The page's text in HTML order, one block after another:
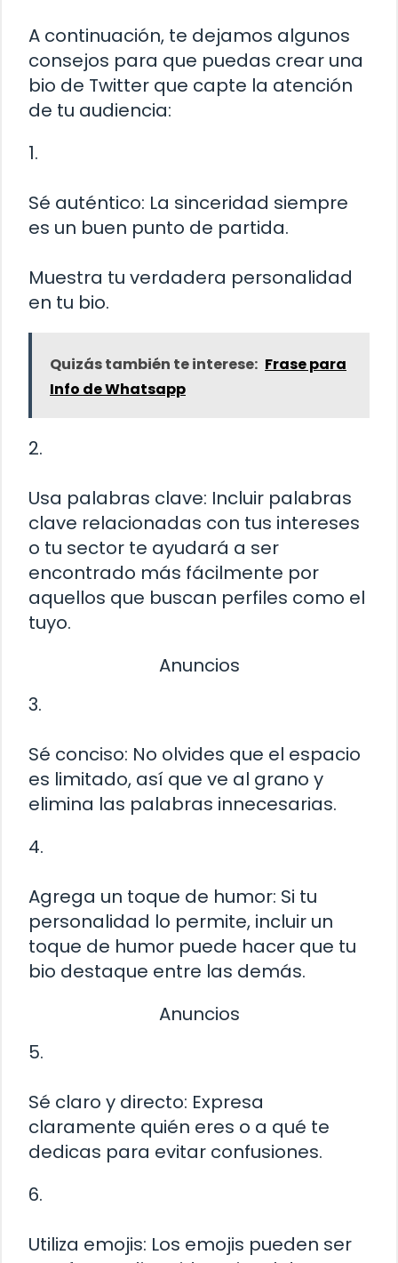
A continuación, te dejamos algunos
consejos para que puedas crear una
bio de Twitter que capte la atención
de tu audiencia:
1.
Sé auténtico: La sinceridad siempre
es un buen punto de partida.
Muestra tu verdadera personalidad
en tu bio.
Quizás también te interese: Frase para
Info de Whatsapp
2.
Usa palabras clave: Incluir palabras
clave relacionadas con tus intereses
o tu sector te ayudará a ser
encontrado más fácilmente por
aquellos que buscan perfiles como el
tuyo.
Anuncios
3.
Sé conciso: No olvides que el espacio
es limitado, así que ve al grano y
elimina las palabras innecesarias.
4.
Agrega un toque de humor: Si tu
personalidad lo permite, incluir un
toque de humor puede hacer que tu
bio destaque entre las demás.
Anuncios
5.
Sé claro y directo: Expresa
claramente quién eres o a qué te
dedicas para evitar confusiones.
6.
Utiliza emojis: Los emojis pueden ser